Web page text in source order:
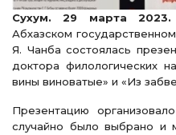
Сухум. 29 марта 2023.
Абхазском
Я. Чанба состоялась
доктора филологических
вины виноватые» и «Из
Презентацию
случайно было выбрано и